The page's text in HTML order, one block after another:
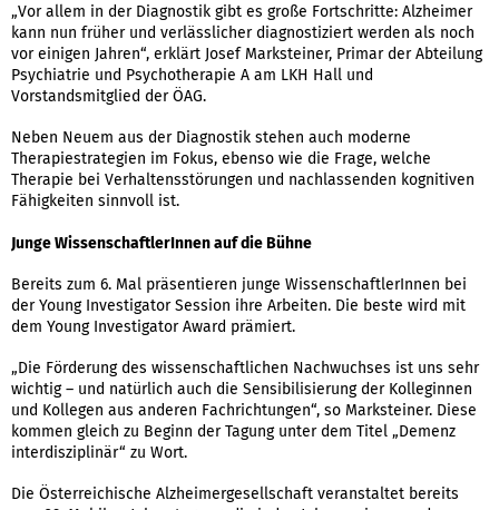
„Vor allem in der Diagnostik gibt es große Fortschritte: Alzheimer
kann nun früher und verlässlicher diagnostiziert werden als noch
vor einigen Jahren“, erklärt Josef Marksteiner, Primar der Abteilung
Psychiatrie und Psychotherapie A am LKH Hall und
Vorstandsmitglied der ÖAG.
Neben Neuem aus der Diagnostik stehen auch moderne
Therapiestrategien im Fokus, ebenso wie die Frage, welche
Therapie bei Verhaltensstörungen und nachlassenden kognitiven
Fähigkeiten sinnvoll ist.
Junge WissenschaftlerInnen auf die Bühne
Bereits zum 6. Mal präsentieren junge WissenschaftlerInnen bei
der Young Investigator Session ihre Arbeiten. Die beste wird mit
dem Young Investigator Award prämiert.
„Die Förderung des wissenschaftlichen Nachwuchses ist uns sehr
wichtig – und natürlich auch die Sensibilisierung der Kolleginnen
und Kollegen aus anderen Fachrichtungen“, so Marksteiner. Diese
kommen gleich zu Beginn der Tagung unter dem Titel „Demenz
interdisziplinär“ zu Wort.
Die Österreichische Alzheimergesellschaft veranstaltet bereits